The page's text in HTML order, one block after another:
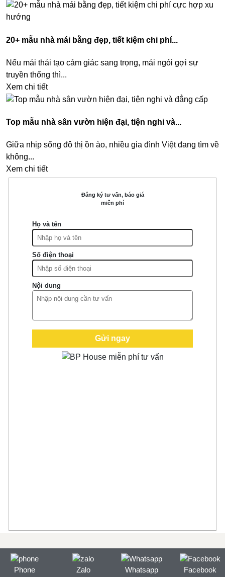
20+ mẫu nhà mái bằng đẹp, tiết kiệm chi phí...
Nếu mái thái tạo cảm giác sang trọng, mái ngói gợi sự
truyền thống thì...
Xem chi tiết
Top mẫu nhà sân vườn hiện đại, tiện nghi và...
Giữa nhịp sống đô thị ồn ào, nhiều gia đình Việt đang tìm về
không...
Xem chi tiết
Đăng ký tư vấn, báo giá
miễn phí
Họ và tên
Số điện thoại
Nội dung
Phone Zalo Whatsapp Facebook